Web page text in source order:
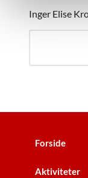
Inger Elise
Forside
Aktiviteter